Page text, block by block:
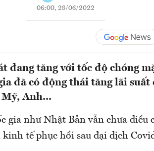
06:00, 28/06/2022
đang tăng với tốc độ chóng
đã có động thái tăng lãi suất
Anh...
gia như Nhật Bản vẫn chưa điều
tế phục hồi sau đại dịch